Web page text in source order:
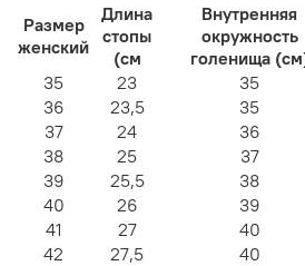
Размер
женский
Длина
стопы
(см
Внутренняя
окружность
голенища
35
23 35
36
23,5 35
37
24 36
38
25 37
39
25,5 38
40
26 39
41
27 40
42
27,5 40